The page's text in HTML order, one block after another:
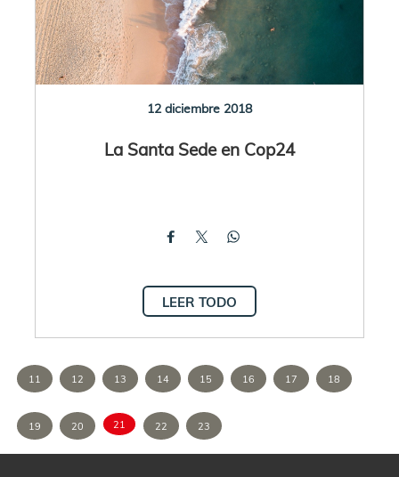
12 diciembre 2018
La Santa Sede en Cop24
LEER TODO
11 12 13 14 15 16 17 18
19 20 21 22 23